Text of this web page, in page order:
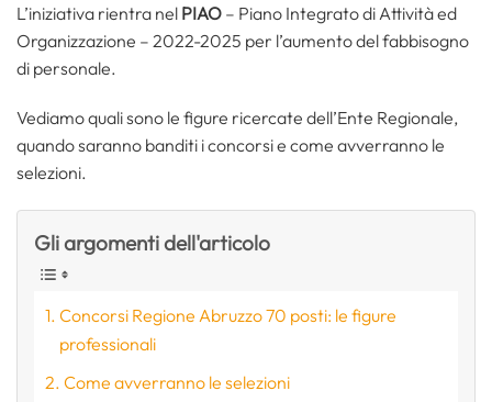
L’iniziativa rientra nel PIAO – Piano Integrato di Attività ed
Organizzazione – 2022-2025 per l’aumento del fabbisogno
di personale.
Vediamo quali sono le figure ricercate dell’Ente Regionale,
quando saranno banditi i concorsi e come avverranno le
selezioni.
Gli argomenti dell'articolo
Concorsi Regione Abruzzo 70 posti: le figure
professionali
Come avverranno le selezioni